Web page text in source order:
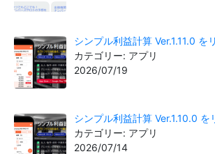
シンプル利益計算 Ver.1.11.0 を
カテゴリー: アプリ
2026/07/19
シンプル利益計算 Ver.1.10.0 を
カテゴリー: アプリ
2026/07/14